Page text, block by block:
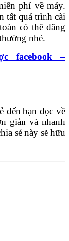
phí về máy.
tất quá trình cài
có thể đăng
nhé.
facebook –
đến bạn đọc về
giản và nhanh
sẻ này sẽ hữu